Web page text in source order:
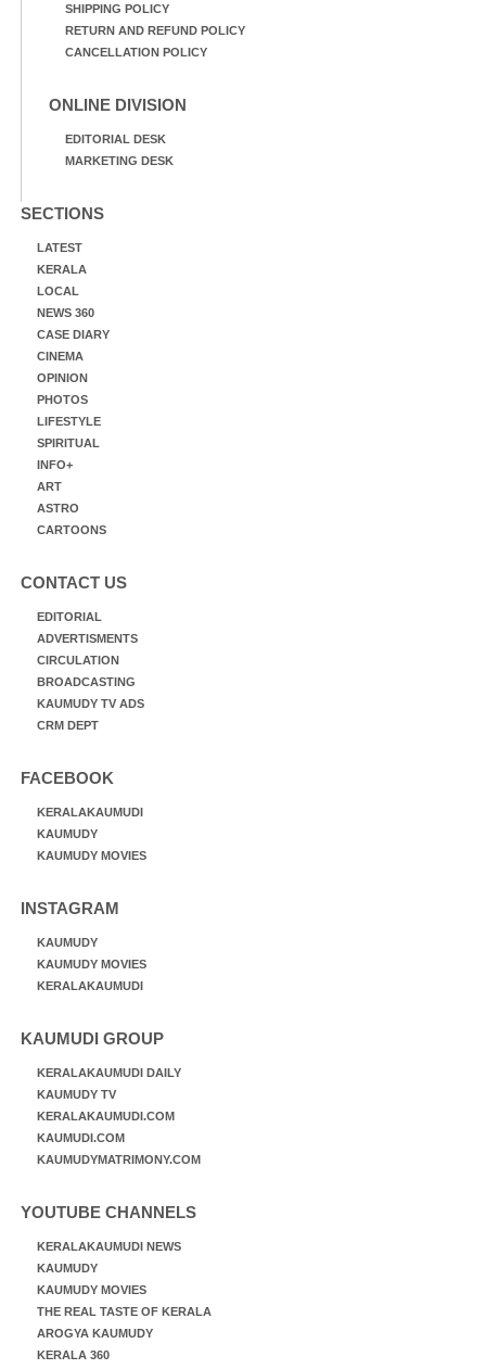
SHIPPING POLICY
RETURN AND REFUND POLICY
CANCELLATION POLICY
ONLINE DIVISION
EDITORIAL DESK
MARKETING DESK
SECTIONS
LATEST
KERALA
LOCAL
NEWS 360
CASE DIARY
CINEMA
OPINION
PHOTOS
LIFESTYLE
SPIRITUAL
INFO+
ART
ASTRO
CARTOONS
CONTACT US
EDITORIAL
ADVERTISMENTS
CIRCULATION
BROADCASTING
KAUMUDY TV ADS
CRM DEPT
FACEBOOK
KERALAKAUMUDI
KAUMUDY
KAUMUDY MOVIES
INSTAGRAM
KAUMUDY
KAUMUDY MOVIES
KERALAKAUMUDI
KAUMUDI GROUP
KERALAKAUMUDI DAILY
KAUMUDY TV
KERALAKAUMUDI.COM
KAUMUDI.COM
KAUMUDYMATRIMONY.COM
YOUTUBE CHANNELS
KERALAKAUMUDI NEWS
KAUMUDY
KAUMUDY MOVIES
THE REAL TASTE OF KERALA
AROGYA KAUMUDY
KERALA 360